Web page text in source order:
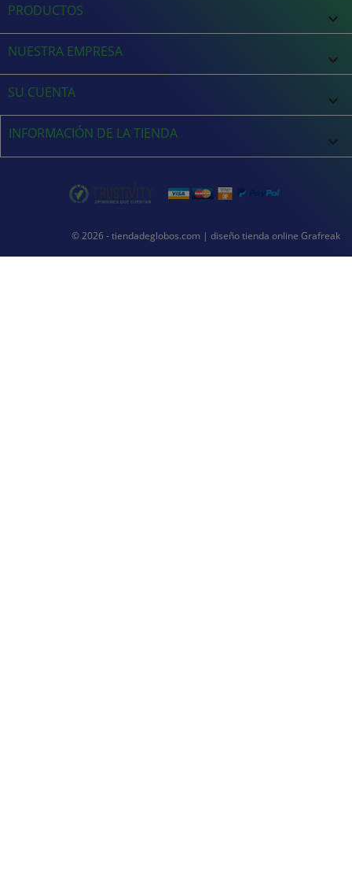
PRODUCTOS 
NUESTRA EMPRESA 
SU CUENTA 
INFORMACIÓN DE LA TIENDA keyboard_arrow_down
© 2026 - tiendadeglobos.com | diseño tienda online Grafreak